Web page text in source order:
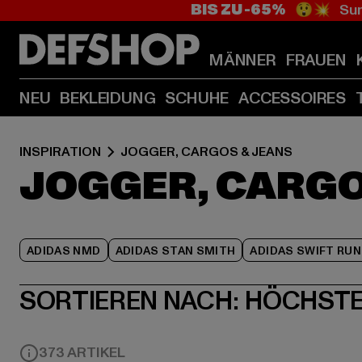
BIS ZU -65% 😲💥
MÄNNER FRAUEN
NEU BEKLEIDUNG SCHUHE ACCESSOIRES
INSPIRATION JOGGER, CARGOS & JEANS
JOGGER,
ADIDAS NMD ADIDAS STAN SMITH ADIDAS SWIFT RUN
SORTIEREN NACH:
373 ARTIKEL